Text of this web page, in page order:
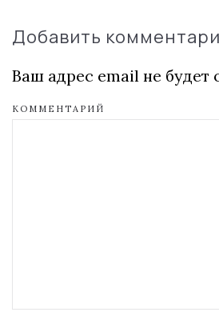
Добавить
Ваш адрес email не будет
КОММЕНТАРИЙ